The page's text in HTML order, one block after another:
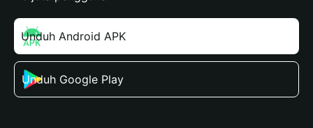
Unduh Android APK
Unduh Google Play